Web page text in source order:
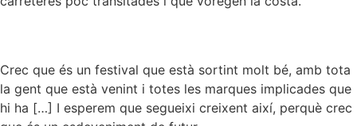
Crec que és un festival que està sortint molt bé, amb tota
la gent que està venint i totes les marques implicades que
hi ha […] I esperem que segueixi creixent així, perquè crec